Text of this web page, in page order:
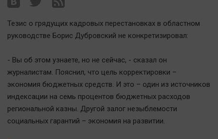
Наша победа
Общество
Экономика
Происшествия
Культура
Курилка
Тезис о грядущих кадровых перестановках в областном
руководстве Борис Дубровский не конкретизировал:
- Вы об этом узнаете, но не сейчас, - сказал он
журналистам. Пояснил, что цель корректировки –
экономия бюджетных средств. И это – один из источников
индексации на семь процентов бюджетных расходов
региональной казны. Другой залог незыблемости
социальных гарантий – экономия на развитии.